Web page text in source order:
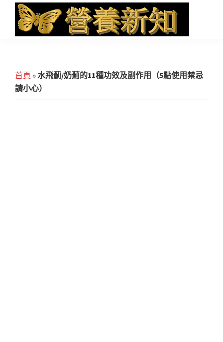
main
primary
footer
知
and
iHerb
首頁 »水飛薊/奶薊的11種功效及副作用（5點使用禁忌
請小心）